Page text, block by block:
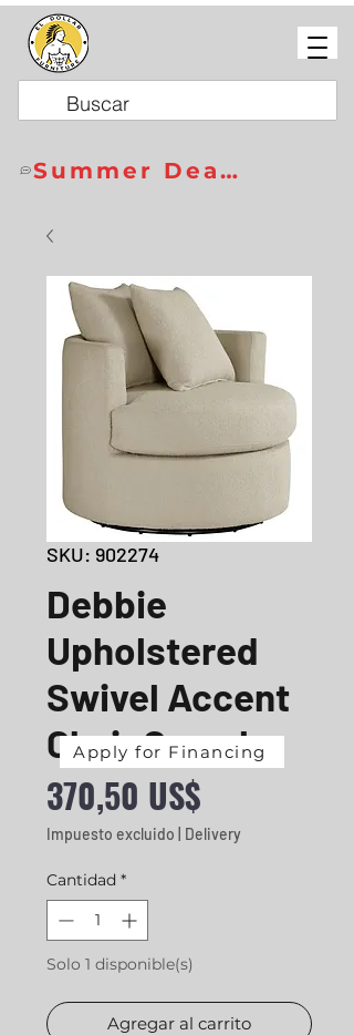
Summer Deals
SKU: 902274
Debbie
Upholstered
Swivel Accent
Chair Camel
370,50 US$
Impuesto excluido Delivery
Cantidad *
Solo 1 disponible(s)
Agregar al carrito
Apply for Financing